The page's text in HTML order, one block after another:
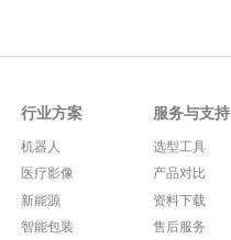
行业方案
机器人
医疗影像
新能源
智能包装
服务与支持
选型工具
产品对比
资料下载
售后服务